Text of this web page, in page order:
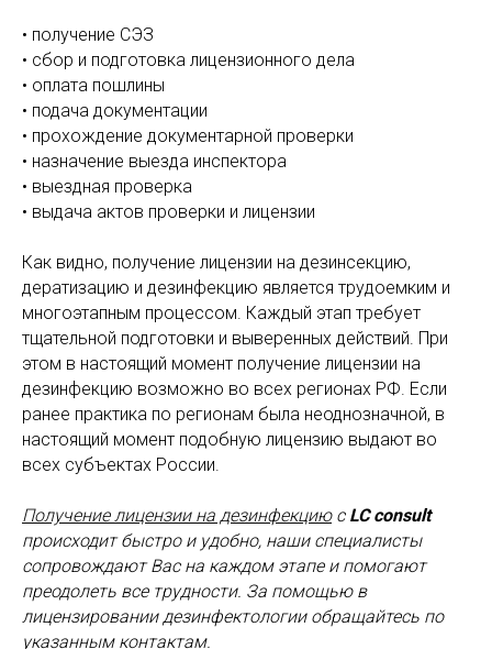
• получение СЭЗ
• сбор и подготовка лицензионного дела
• оплата пошлины
• подача документации
• прохождение документарной проверки
• назначение выезда инспектора
• выездная проверка
• выдача актов проверки и лицензии
Как видно, получение лицензии на дезинсекцию,
дератизацию и дезинфекцию является трудоемким и
многоэтапным процессом. Каждый этап требует
тщательной подготовки и выверенных действий. При
этом в настоящий момент получение лицензии на
дезинфекцию возможно во всех регионах РФ. Если
ранее практика по регионам была неоднозначной, в
настоящий момент подобную лицензию выдают во
всех субъектах России.
Получение лицензии на дезинфекциюс LC consult
происходит быстро и удобно, наши специалисты
сопровождают Вас на каждом этапе и помогают
преодолеть все трудности. За помощью в
лицензировании дезинфектологии обращайтесь по
указанным контактам.